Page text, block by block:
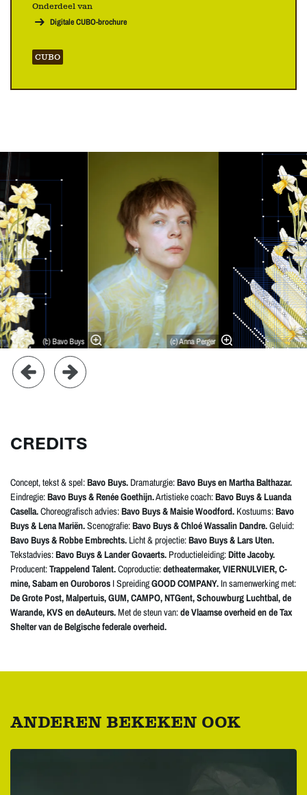
Onderdeel van
Digitale CUBO-brochure
CUBO
Overslaan
(c) Bavo Buys (c) Anna Perger
CREDITS
Concept, tekst & spel:Bavo Buys. Dramaturgie:Bavo Buys en Martha Balthazar.
Eindregie:Bavo Buys & Renée Goethijn.Artistieke coach:Bavo Buys & Luanda
Casella.Choreografisch advies:Bavo Buys & Maisie Woodford. Kostuums:Bavo
Buys & Lena Mariën.Scenografie:Bavo Buys & Chloé Wassalin Dandre.Geluid:
Bavo Buys & Robbe Embrechts. Licht & projectie:Bavo Buys & Lars Uten.
Tekstadvies:Bavo Buys & Lander Govaerts. Productieleiding:Ditte Jacoby.
Producent:Trappelend Talent.Coproductie:detheatermaker, VIERNULVIER, C­-
mine, Sabam en Ouroboros I SpreidingGOOD COMPANY. In samenwerking met:
De Grote Post, Malpertuis, GUM, CAMPO, NTGent, Schouwburg Luchtbal, de
Warande, KVS en deAuteurs.Met de steun van:de Vlaamse overheid en de Tax
Shelter van de Belgische federale overheid.
ANDEREN BEKEKEN OOK